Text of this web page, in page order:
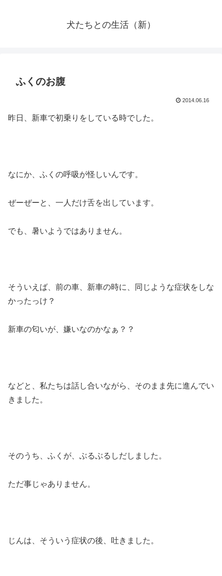
犬たちとの生活（新）
ふくのお腹
2014.06.16
昨日、新車で初乗りをしている時でした。
なにか、ふくの呼吸が怪しいんです。
ぜーぜーと、一人だけ舌を出しています。
でも、暑いようではありません。
そういえば、前の車、新車の時に、同じような症状をしな
かったっけ？
新車の匂いが、嫌いなのかなぁ？？
などと、私たちは話し合いながら、そのまま先に進んでい
きました。
そのうち、ふくが、ぶるぶるしだしました。
ただ事じゃありません。
じんは、そういう症状の後、吐きました。